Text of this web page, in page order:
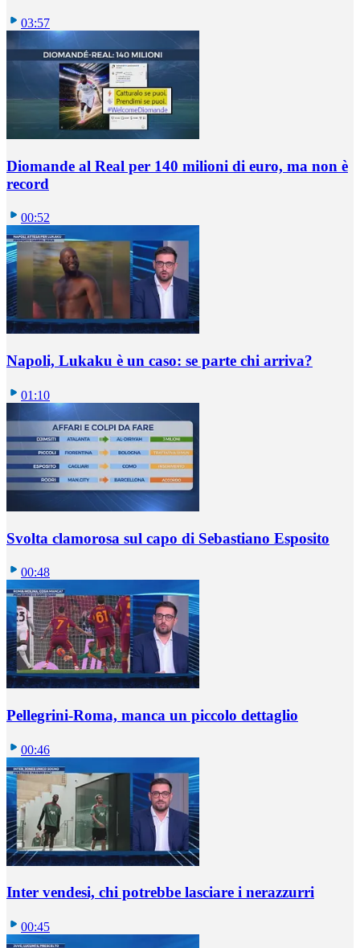
03:57
Diomande al Real per 140 milioni di euro, ma non è
record
00:52
Napoli, Lukaku è un caso: se parte chi arriva?
01:10
Svolta clamorosa sul capo di Sebastiano Esposito
00:48
Pellegrini-Roma, manca un piccolo dettaglio
00:46
Inter vendesi, chi potrebbe lasciare i nerazzurri
00:45